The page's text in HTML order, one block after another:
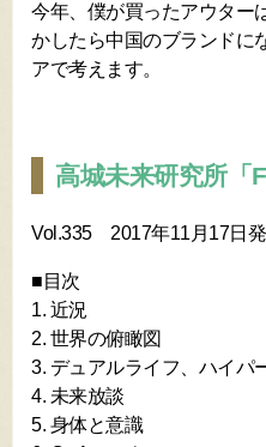
今年、僕が買ったアウター
かしたら中国のブランドに
アで考えます。
高城未来研究所「
Vol.335 2017年11月17日
■目次
1. 近況
2. 世界の俯瞰図
3. デュアルライフ、ハイパ
4. 未来放談
5. 身体と意識